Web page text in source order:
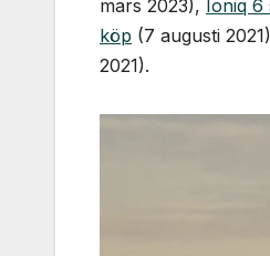
mars 2023), Ioniq 6
köp (7 augusti
2021).